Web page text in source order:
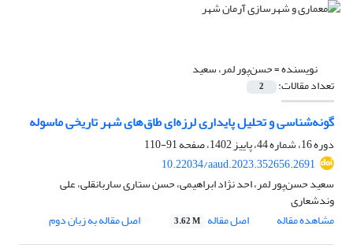
نویسنده =حسن‌پور لمر، سعید
تعداد مقالات: 2
گونه‌شناسی و تحلیل پایداری لرزه‌ای طاق‌های شهر تاریخی ماسوله
دوره 16، شماره 44، پاییز 1402، صفحه
91-110
10.22034/aaud.2023.352656.2691
سعید حسن‌پور لمر، احد نژاد ابراهیمی، حسن ستاری ساربانقلی، علی
وندشعاری
مشاهده مقاله
اصل مقاله 3.62 M اصل مقاله به زبان دوم